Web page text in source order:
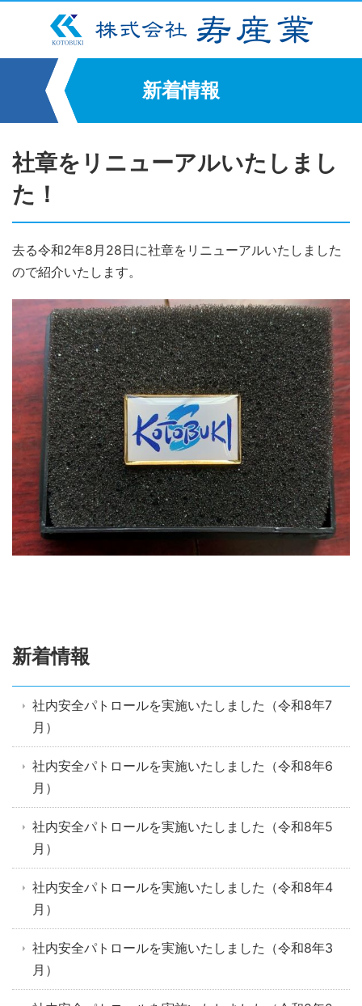
新着情報
社章をリニューアルいたしまし
た！
去る令和2年8月28日に社章をリニューアルいたしました
ので紹介いたします。
新着情報
社内安全パトロールを実施いたしました（令和8年7
月）
社内安全パトロールを実施いたしました（令和8年6
月）
社内安全パトロールを実施いたしました（令和8年5
月）
社内安全パトロールを実施いたしました（令和8年4
月）
社内安全パトロールを実施いたしました（令和8年3
月）